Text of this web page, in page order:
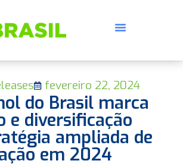
fevereiro 22, 2024
do Brasil marca
e diversificação
ampliada de
em 2024